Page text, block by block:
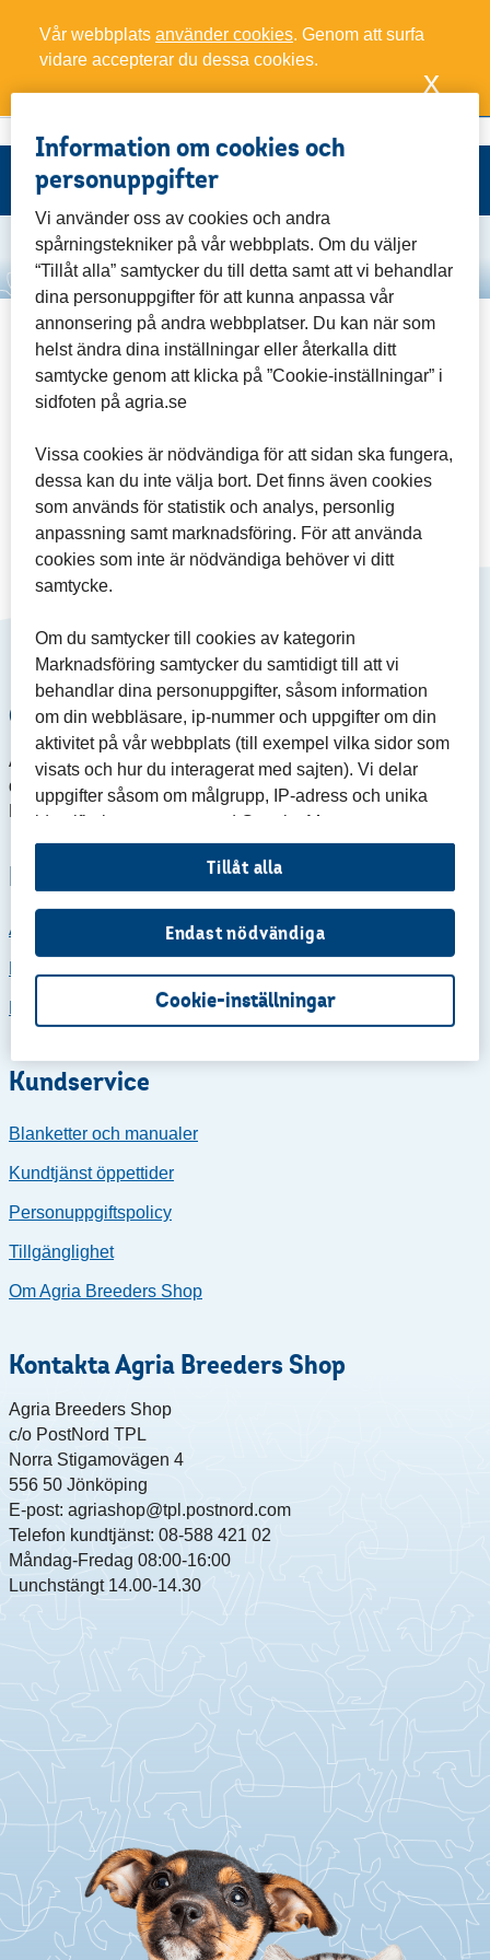
Vår webbplats använder cookies. Genom att surfa
vidare accepterar du dessa cookies.
x
Mina poäng
Start/Retur och reklamationer ABC-shop
Det fanns ingen session. Navigera tillbaka till
www.agriabreedersclub.se och försök igen.
Om Agria Breeders Shop
Agria Breeders Shop är Agria Djurförsäkrings webbshop för
dig som är
hund- eller kattuppfödare och medlem i Agria
Breeders Club
Köpinformation
Ångra köp
Retur och reklamationer ABC-shop
Kundservice
Blanketter och manualer
Kundtjänst öppettider
Personuppgiftspolicy
Tillgänglighet
Om Agria Breeders Shop
Kontakta Agria Breeders Shop
Agria Breeders Shop
c/o PostNord TPL
Norra Stigamovägen 4
556 50 Jönköping
E-post: agriashop@tpl.postnord.com
Telefon kundtjänst: 08-588 421 02
Måndag-Fredag 08:00-16:00
Lunchstängt 14.00-14.30
Information om cookies och
personuppgifter
Vi använder oss av cookies och andra
spårningstekniker på vår webbplats. Om du väljer
“Tillåt alla” samtycker du till detta samt att vi behandlar
dina personuppgifter för att kunna anpassa vår
annonsering på andra webbplatser. Du kan när som
helst ändra dina inställningar eller återkalla ditt
samtycke genom att klicka på ”Cookie-inställningar” i
sidfoten på agria.se
Vissa cookies är nödvändiga för att sidan ska fungera,
dessa kan du inte välja bort. Det finns även cookies
som används för statistik och analys, personlig
anpassning samt marknadsföring. För att använda
cookies som inte är nödvändiga behöver vi ditt
samtycke.
Om du samtycker till cookies av kategorin
Marknadsföring samtycker du samtidigt till att vi
behandlar dina personuppgifter, såsom information
om din webbläsare, ip-nummer och uppgifter om din
aktivitet på vår webbplats (till exempel vilka sidor som
visats och hur du interagerat med sajten). Vi delar
uppgifter såsom om målgrupp, IP-adress och unika
identifieringsnummer med Google, Meta samt
Microsoft för att kunna anpassa vår marknadsföring.
besöker vår webbplats »
Mer information om cookies »
Endast nödvändiga
Tillåt alla
Cookie-inställningar